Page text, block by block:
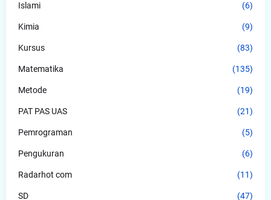
Islami (6)
Kimia (9)
Kursus (83)
Matematika (135)
Metode (19)
PAT PAS UAS (21)
Pemrograman (5)
Pengukuran (6)
Radarhot com (11)
SD (47)